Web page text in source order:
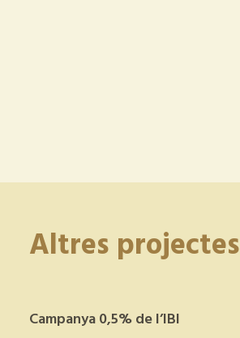
Altres projectes
Campanya 0,5% de l’IBI